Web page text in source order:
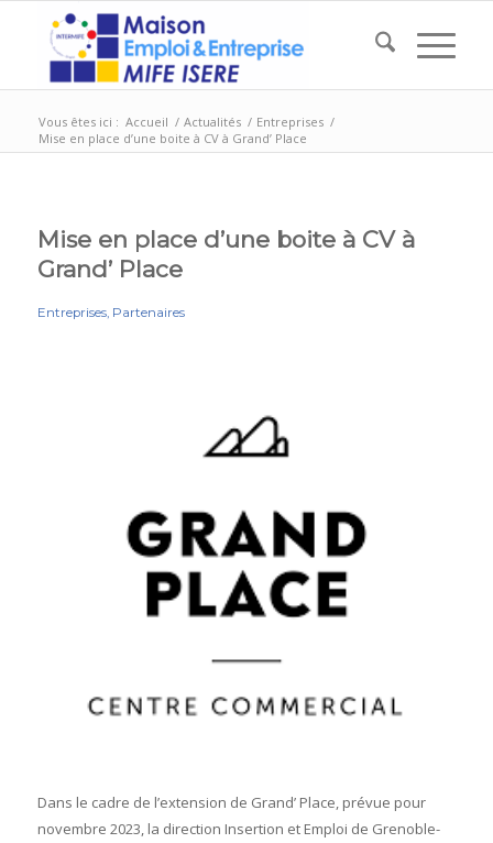
Vous êtes ici : Accueil / Actualités / Entreprises /
Mise en place d’une boite à CV à Grand’ Place
Mise en place d’une boite à CV à
Grand’ Place
Entreprises, Partenaires
Dans le cadre de l’extension de Grand’ Place, prévue pour
novembre 2023, la direction Insertion et Emploi de Grenoble-